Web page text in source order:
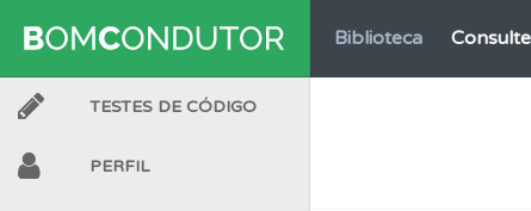
Biblioteca
TESTES DE CÓDIGO
PERFIL